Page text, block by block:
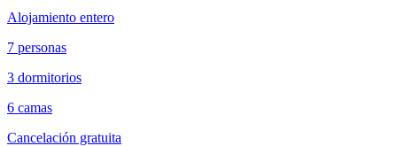
Alojamiento entero
7 personas
3 dormitorios
6 camas
Cancelación gratuita